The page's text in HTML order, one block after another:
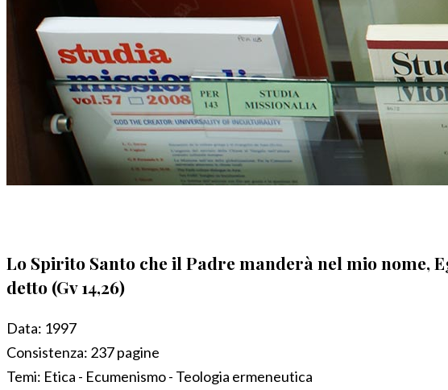
Lo Spirito Santo che il Padre manderà nel mio nome,
detto (Gv 14,26)
Data: 1997
Consistenza: 237 pagine
Temi: Etica - Ecumenismo - Teologia ermeneutica